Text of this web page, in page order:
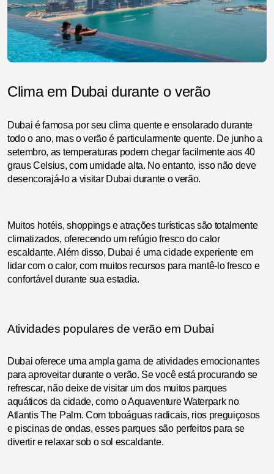
Clima em Dubai durante o verão
Dubai é famosa por seu clima quente e ensolarado durante
todo o ano, mas o verão é particularmente quente. De junho a
setembro, as temperaturas podem chegar facilmente aos 40
graus Celsius, com umidade alta. No entanto, isso não deve
desencorajá-lo a visitar Dubai durante o verão.
Muitos hotéis, shoppings e atrações turísticas são totalmente
climatizados, oferecendo um refúgio fresco do calor
escaldante. Além disso, Dubai é uma cidade experiente em
lidar com o calor, com muitos recursos para mantê-lo fresco e
confortável durante sua estadia.
Atividades populares de verão em Dubai
Dubai oferece uma ampla gama de atividades emocionantes
para aproveitar durante o verão. Se você está procurando se
refrescar, não deixe de visitar um dos muitos parques
aquáticos da cidade, como o Aquaventure Waterpark no
Atlantis The Palm. Com toboáguas radicais, rios preguiçosos
e piscinas de ondas, esses parques são perfeitos para se
divertir e relaxar sob o sol escaldante.